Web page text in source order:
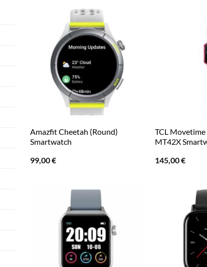
Amazfit Cheetah (Round)
Smartwatch
99,00€
TCL
MT42X
145,00€